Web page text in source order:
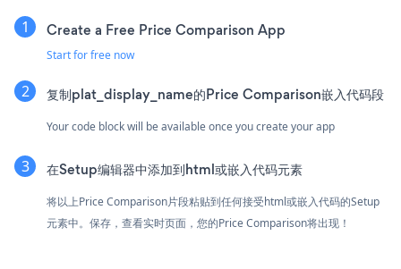
Create a Free Price Comparison App
Start for free now
复制plat_display_name的Price Comparison嵌入代码段
Your code block will be available once you create your app
在Setup编辑器中添加到html或嵌入代码元素
将以上Price Comparison片段粘贴到任何接受html或嵌入代码的Setup
元素中。保存，查看实时页面，您的Price Comparison将出现！